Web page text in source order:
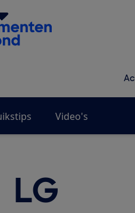
de Consumentenbond
Video's
LG